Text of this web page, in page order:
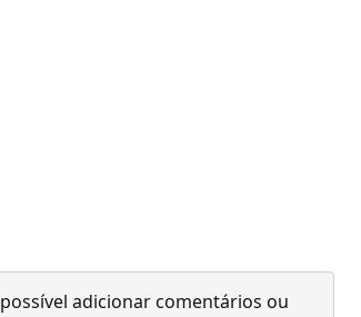
adicionar comentários ou